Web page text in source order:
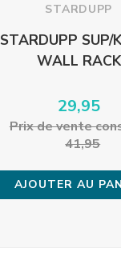
STARDUPP
STARDUPP SUP/
WALL RACK
29,95
Prix ​​de vente
41,95
AJOUTER AU